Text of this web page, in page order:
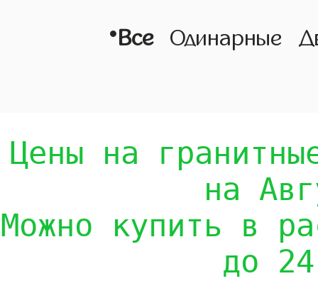
•Все Одинарные
Цены на
на
Можно купить в
до